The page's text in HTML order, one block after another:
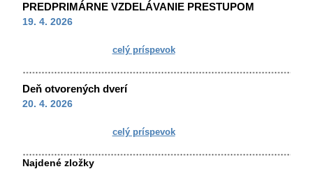
PREDPRIMÁRNE VZDELÁVANIE PRESTUPOM
19. 4. 2026
celý príspevok
Deň otvorených dverí
20. 4. 2026
celý príspevok
Najdené zložky